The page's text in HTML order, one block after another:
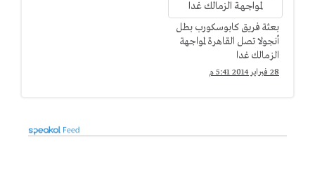
بعثة فريق كابوسكورب بطل
أنجولا تصل القاهرة لمواجهة
الزمالك غدا
28 فبراير 2014 5:41 م